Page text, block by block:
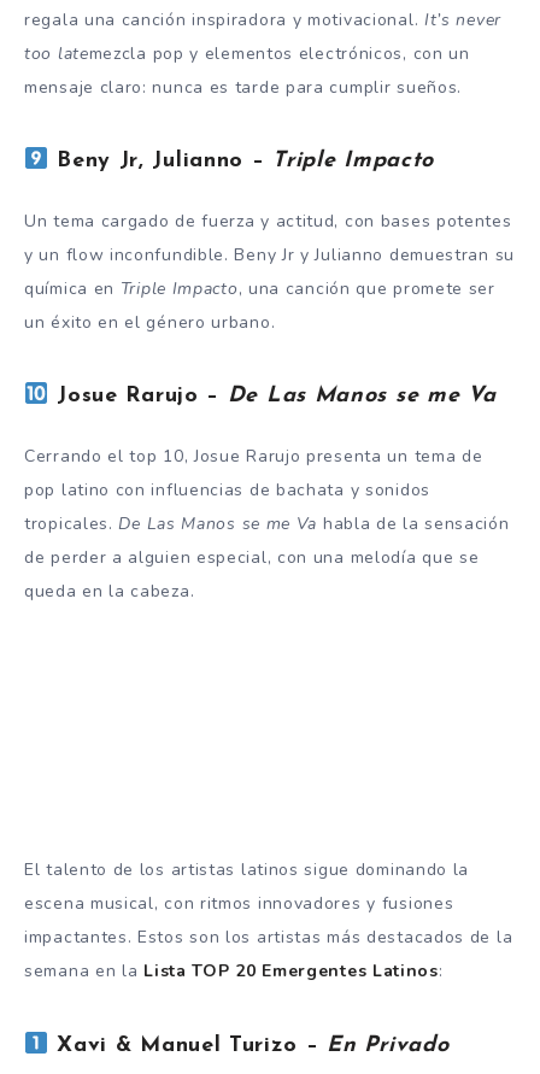
regala una canción inspiradora y motivacional. It’s never
too latemezcla pop y elementos electrónicos, con un
mensaje claro: nunca es tarde para cumplir sueños.
Beny Jr, Julianno – Triple Impacto
Un tema cargado de fuerza y actitud, con bases potentes
y un flow inconfundible. Beny Jr y Julianno demuestran su
química en Triple Impacto, una canción que promete ser
un éxito en el género urbano.
Josue Rarujo – De Las Manos se me Va
Cerrando el top 10, Josue Rarujo presenta un tema de
pop latino con influencias de bachata y sonidos
tropicales.De Las Manos se me Va habla de la sensación
de perder a alguien especial, con una melodía que se
queda en la cabeza.
El talento de los artistas latinos sigue dominando la
escena musical, con ritmos innovadores y fusiones
impactantes. Estos son los artistas más destacados de la
semana en la Lista TOP 20 Emergentes Latinos:
Xavi & Manuel Turizo – En Privado